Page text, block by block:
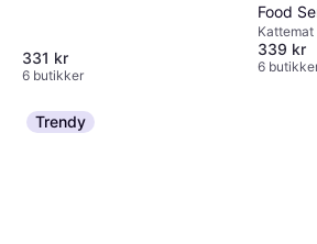
331 kr
6 butikker
Food
Kattemat
339 kr
6
Trendy